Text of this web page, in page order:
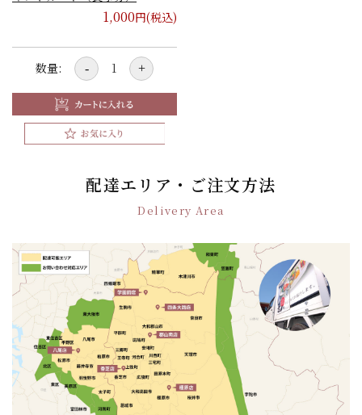
1,000円(税込)
数量: - +
配達エリア・ご注文方法
Delivery Area